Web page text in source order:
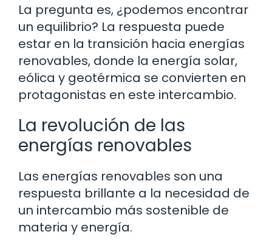
La pregunta es, ¿podemos encontrar
un equilibrio? La respuesta puede
estar en la transición hacia energías
renovables, donde la energía solar,
eólica y geotérmica se convierten en
protagonistas en este intercambio.
La revolución de las
energías renovables
Las energías renovables son una
respuesta brillante a la necesidad de
un intercambio más sostenible de
materia y energía.